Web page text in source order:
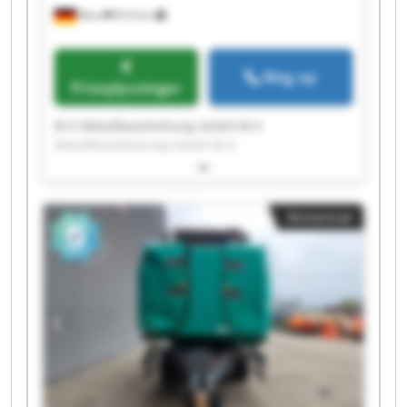
Murr 814 km
Prisoplysninger
Ring op
B+S Metallbearbeitung GmbH B+S
Metallbearbeitung GmbH B+S
Metallbearbeitung GmbH B+S
Metallbearbeitung GmbH B+S
Metallbearbeitung GmbH B+S
Metallbearbeitung GmbH B+S
Metallbearbeitung GmbH B+S
Metallbearbeitung GmbH B+S
Metallbearbeitung GmbH B+S
Metallbearbeitung GmbH B+S
Metallbearbeitung GmbH B+S
Metallbearbeitung GmbH B+S
Metallbearbeitung GmbH B+S